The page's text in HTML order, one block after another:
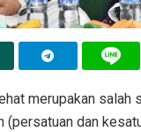
merupakan salah
(persatuan dan